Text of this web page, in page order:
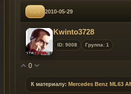
#26 2010-05-29
Kwinto3728
ID: 9008 Группа: 1
0
К материалу: Mercedes Benz ML63